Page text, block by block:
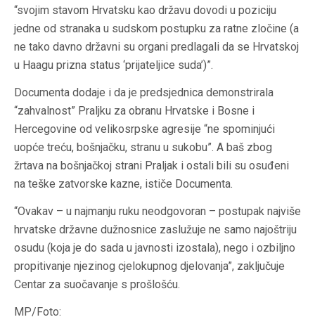
“svojim stavom Hrvatsku kao državu dovodi u poziciju
jedne od stranaka u sudskom postupku za ratne zločine (a
ne tako davno državni su organi predlagali da se Hrvatskoj
u Haagu prizna status ‘prijateljice suda’)”.
Documenta dodaje i da je predsjednica demonstrirala
“zahvalnost” Praljku za obranu Hrvatske i Bosne i
Hercegovine od velikosrpske agresije “ne spominjući
uopće treću, bošnjačku, stranu u sukobu”. A baš zbog
žrtava na bošnjačkoj strani Praljak i ostali bili su osuđeni
na teške zatvorske kazne, ističe Documenta.
“Ovakav – u najmanju ruku neodgovoran – postupak najviše
hrvatske državne dužnosnice zaslužuje ne samo najoštriju
osudu (koja je do sada u javnosti izostala), nego i ozbiljno
propitivanje njezinog cjelokupnog djelovanja”, zaključuje
Centar za suočavanje s prošlošću.
MP/Foto: